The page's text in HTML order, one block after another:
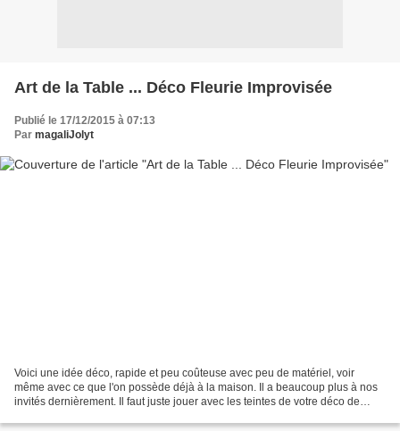
Art de la Table ... Déco Fleurie Improvisée
Publié le 17/12/2015 à 07:13
Par magaliJolyt
Voici une idée déco, rapide et peu coûteuse avec peu de matériel, voir
même avec ce que l'on possède déjà à la maison. Il a beaucoup plus à nos
invités dernièrement. Il faut juste jouer avec les teintes de votre déco de